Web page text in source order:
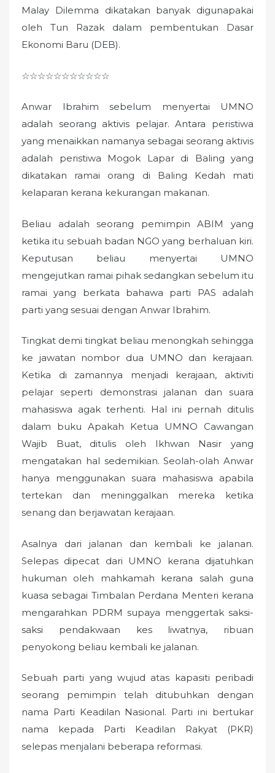
Malay Dilemma dikatakan banyak digunapakai
oleh Tun Razak dalam pembentukan Dasar
Ekonomi Baru (DEB).
☆☆☆☆☆☆☆☆☆☆☆
Anwar Ibrahim sebelum menyertai UMNO
adalah seorang aktivis pelajar. Antara peristiwa
yang menaikkan namanya sebagai seorang aktivis
adalah peristiwa Mogok Lapar di Baling yang
dikatakan ramai orang di Baling Kedah mati
kelaparan kerana kekurangan makanan.
Beliau adalah seorang pemimpin ABIM yang
ketika itu sebuah badan NGO yang berhaluan kiri.
Keputusan beliau menyertai UMNO
mengejutkan ramai pihak sedangkan sebelum itu
ramai yang berkata bahawa parti PAS adalah
parti yang sesuai dengan Anwar Ibrahim.
Tingkat demi tingkat beliau menongkah sehingga
ke jawatan nombor dua UMNO dan kerajaan.
Ketika di zamannya menjadi kerajaan, aktiviti
pelajar seperti demonstrasi jalanan dan suara
mahasiswa agak terhenti. Hal ini pernah ditulis
dalam buku Apakah Ketua UMNO Cawangan
Wajib Buat, ditulis oleh Ikhwan Nasir yang
mengatakan hal sedemikian. Seolah-olah Anwar
hanya menggunakan suara mahasiswa apabila
tertekan dan meninggalkan mereka ketika
senang dan berjawatan kerajaan.
Asalnya dari jalanan dan kembali ke jalanan.
Selepas dipecat dari UMNO kerana dijatuhkan
hukuman oleh mahkamah kerana salah guna
kuasa sebagai Timbalan Perdana Menteri kerana
mengarahkan PDRM supaya menggertak saksi-
saksi pendakwaan kes liwatnya, ribuan
penyokong beliau kembali ke jalanan.
Sebuah parti yang wujud atas kapasiti peribadi
seorang pemimpin telah ditubuhkan dengan
nama Parti Keadilan Nasional. Parti ini bertukar
nama kepada Parti Keadilan Rakyat (PKR)
selepas menjalani beberapa reformasi.